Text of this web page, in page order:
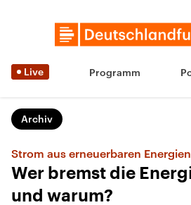
Live Programm
Archiv
Strom aus erneuerbaren Energien
Wer bremst die
und warum?